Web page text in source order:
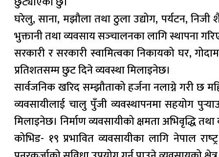
घरेलु, साना, मझौला तथा ठुला उद्योग, पर्यटन, निजी
भुक्तानी तथा व्यवसाय सञ्‍चालनका लागि स्थापना
सरकारी र सरकारी स्वामित्वका निकायको घर,
प्रतिशतसम्म छुट दिने व्यवस्था मिलाइनेछ।
सार्वजनिक खरिद सम्झौताको हर्जना नलाग्ने गरी छ
व्यवसायीलाई चालु पुँजी व्यवस्थापनमा सहयोग
मिलाइनेछ। निर्माण व्यवसायीको क्षमता अभिवृद्धि
कोभिड- १९ प्रभावित व्यवसायीका लागि नेपाल